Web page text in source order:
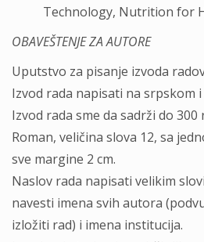
Technology, Nutrition for
OBAVEŠTENJE ZA AUTORE
Uputstvo za pisanje izvoda
Izvod rada napisati na srpskom
Izvod rada sme da sadrži do
Roman, veličina slova 12, sa
sve margine 2 cm.
Naslov rada napisati velikim
navesti imena svih autora
izložiti rad) i imena institucija.